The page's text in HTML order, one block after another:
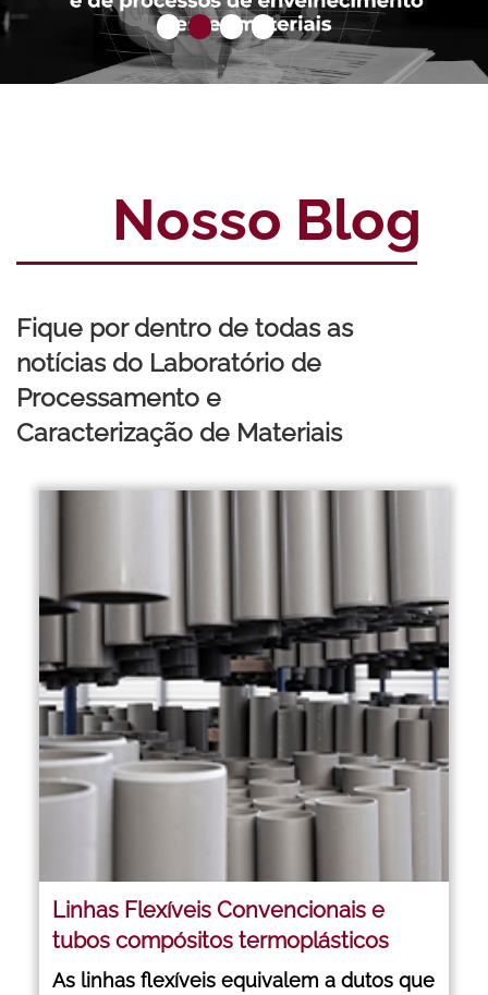
Linhas Flexíveis Convencionais e
tubos compósitos termoplásticos
As linhas flexíveis equivalem a dutos que
Nosso Blog
Fique por dentro de todas as
notícias do Laboratório de
Processamento e
Caracterização de Materiais